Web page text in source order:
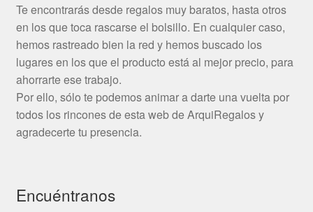
Te encontrarás desde regalos muy baratos, hasta otros
en los que toca rascarse el bolsillo. En cualquier caso,
hemos rastreado bien la red y hemos buscado los
lugares en los que el producto está al mejor precio, para
ahorrarte ese trabajo.
Por ello, sólo te podemos animar a darte una vuelta por
todos los rincones de esta web de ArquiRegalos y
agradecerte tu presencia.
Encuéntranos